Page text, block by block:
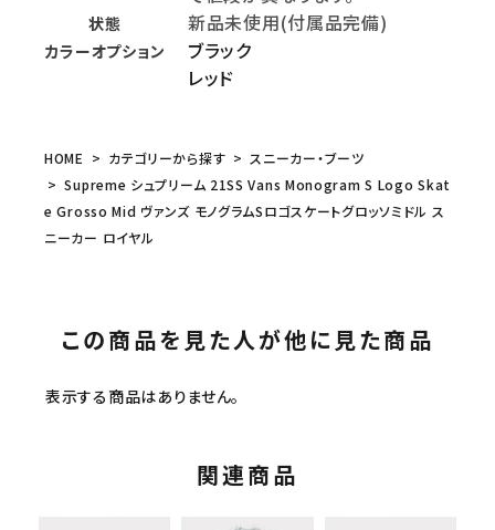
状態 新品未使用(付属品完備)
カラーオプション
ブラック
レッド
HOME カテゴリーから探す
スニーカー・ブーツ
Supreme シュプリーム 21SS Vans Monogram S Logo Skat
e Grosso Mid ヴァンズ モノグラムSロゴスケートグロッソミドル ス
ニーカー ロイヤル
この商品を見た人が他に見た商品
表示する商品はありません。
関連商品